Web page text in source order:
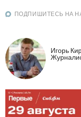
ПОДПИШИТЕСЬ НА
Игорь